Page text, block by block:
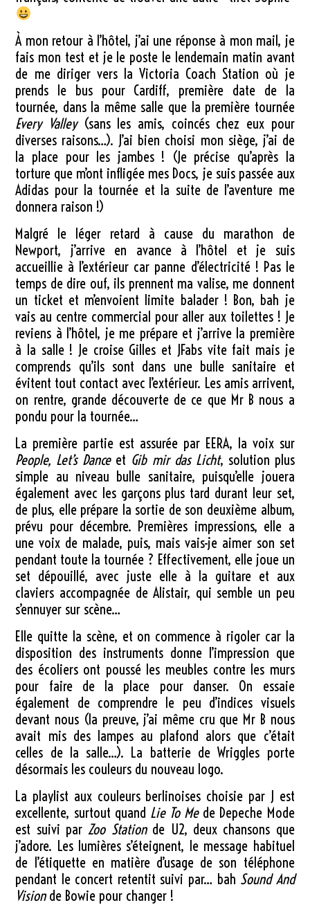
À mon retour à l’hôtel, j’ai une réponse à mon mail, je
fais mon test et je le poste le lendemain matin avant
de me diriger vers la Victoria Coach Station où je
prends le bus pour Cardiff, première date de la
tournée, dans la même salle que la première tournée
Every Valley(sans les amis, coincés chez eux pour
diverses raisons…). J’ai bien choisi mon siège, j’ai de
la place pour les jambes ! (Je précise qu’après la
torture que m’ont infligée mes Docs, je suis passée aux
Adidas pour la tournée et la suite de l’aventure me
donnera raison !)
Malgré le léger retard à cause du marathon de
Newport, j’arrive en avance à l’hôtel et je suis
accueillie à l’extérieur car panne d’électricité ! Pas le
temps de dire ouf, ils prennent ma valise, me donnent
un ticket et m’envoient limite balader ! Bon, bah je
vais au centre commercial pour aller aux toilettes ! Je
reviens à l’hôtel, je me prépare et j’arrive la première
à la salle ! Je croise Gilles et JFabs vite fait mais je
comprends qu’ils sont dans une bulle sanitaire et
évitent tout contact avec l’extérieur. Les amis arrivent,
on rentre, grande découverte de ce que Mr B nous a
pondu pour la tournée…
La première partie est assurée par EERA, la voix sur
People, Let’s Danceet Gib mir das Licht, solution plus
simple au niveau bulle sanitaire, puisqu’elle jouera
également avec les garçons plus tard durant leur set,
de plus, elle prépare la sortie de son deuxième album,
prévu pour décembre. Premières impressions, elle a
une voix de malade, puis, mais vais-je aimer son set
pendant toute la tournée ? Effectivement, elle joue un
set dépouillé, avec juste elle à la guitare et aux
claviers accompagnée de Alistair, qui semble un peu
s’ennuyer sur scène…
Elle quitte la scène, et on commence à rigoler car la
disposition des instruments donne l’impression que
des écoliers ont poussé les meubles contre les murs
pour faire de la place pour danser. On essaie
également de comprendre le peu d’indices visuels
devant nous (la preuve, j’ai même cru que Mr B nous
avait mis des lampes au plafond alors que c’était
celles de la salle…). La batterie de Wriggles porte
désormais les couleurs du nouveau logo.
La playlist aux couleurs berlinoises choisie par J est
excellente, surtout quand Lie To Mede Depeche Mode
est suivi par Zoo Stationde U2, deux chansons que
j’adore. Les lumières s’éteignent, le message habituel
de l’étiquette en matière d’usage de son téléphone
pendant le concert retentit suivi par… bah Sound And
Visionde Bowie pour changer !